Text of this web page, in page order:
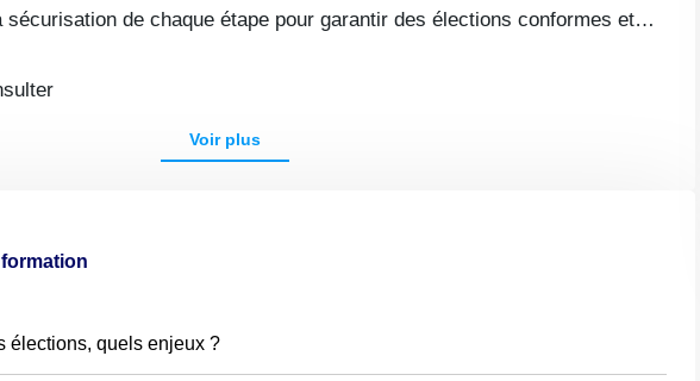
de chaque étape pour garantir des élections conformes et
Voir plus
élections, quels enjeux ?